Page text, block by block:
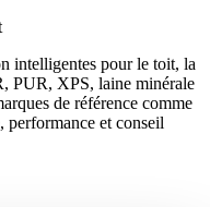
intelligentes pour le toit, la
PUR, XPS, laine minérale
de référence comme
et conseil